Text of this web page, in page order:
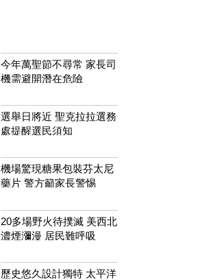
今年萬聖節不尋常 家長司
機需避開潛在危險
選舉日將近 聖克拉拉選務
處提醒選民須知
機場驚現糖果包裝芬太尼
藥片 警方籲家長警惕
20多場野火待撲滅 美西北
濃煙瀰漫 居民難呼吸
歷史悠久設計獨特 太平洋